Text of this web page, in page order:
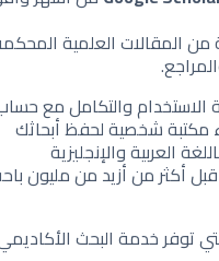
المقالات العلمية
الاستخدام والتكامل مع
مكتبة شخصية لحفظ أبحاثك
العربية والإنجليزية
أكثر من أزيد من مليون
توفر خدمة البحث